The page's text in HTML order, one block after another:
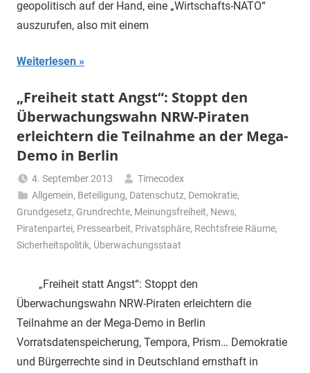
geopolitisch auf der Hand, eine „Wirtschafts-NATO“
auszurufen, also mit einem
Weiterlesen
„Freiheit statt Angst“: Stoppt den
Überwachungswahn NRW-Piraten
erleichtern die Teilnahme an der Mega-
Demo in Berlin
4. September 2013
Timecodex
Allgemein, Beteiligung, Datenschutz, Demokratie,
Grundgesetz, Grundrechte, Meinungsfreiheit, News,
Piratenpartei, Pressearbeit, Privatsphäre, Rechtsfreie Räume,
Sicherheitspolitik, Überwachungsstaat
„Freiheit statt Angst“: Stoppt den
Überwachungswahn NRW-Piraten erleichtern die
Teilnahme an der Mega-Demo in Berlin
Vorratsdatenspeicherung, Tempora, Prism… Demokratie
und Bürgerrechte sind in Deutschland ernsthaft in